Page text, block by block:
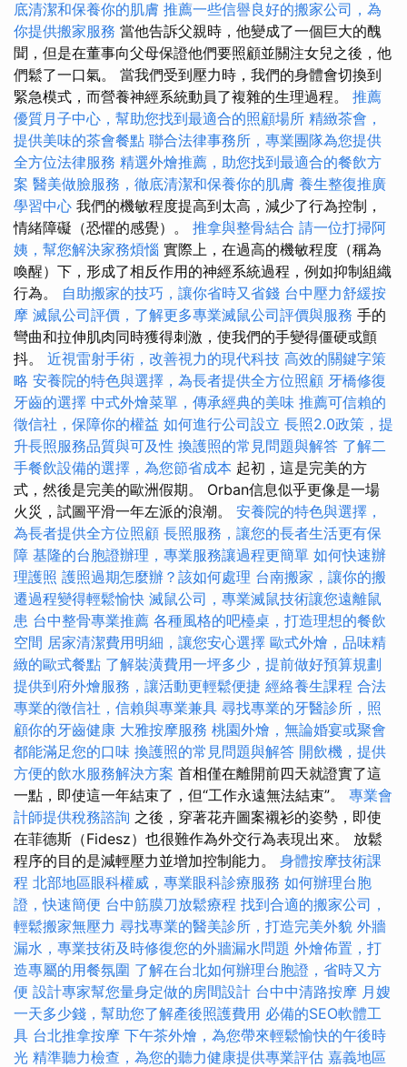
底清潔和保養你的肌膚 推薦一些信譽良好的搬家公司，為
你提供搬家服務 當他告訴父親時，他變成了一個巨大的醜
聞，但是在董事向父母保證他們要照顧並關注女兒之後，他
們鬆了一口氣。 當我們受到壓力時，我們的身體會切換到
緊急模式，而營養神經系統動員了複雜的生理過程。 推薦
優質月子中心，幫助您找到最適合的照顧場所 精緻茶會，
提供美味的茶會餐點 聯合法律事務所，專業團隊為您提供
全方位法律服務 精選外燴推薦，助您找到最適合的餐飲方
案 醫美做臉服務，徹底清潔和保養你的肌膚 養生整復推廣
學習中心 我們的機敏程度提高到太高，減少了行為控制，
情緒障礙（恐懼的感覺）。 推拿與整骨結合 請一位打掃阿
姨，幫您解決家務煩惱 實際上，在過高的機敏程度（稱為
喚醒）下，形成了相反作用的神經系統過程，例如抑制組織
行為。 自助搬家的技巧，讓你省時又省錢 台中壓力舒緩按
摩 滅鼠公司評價，了解更多專業滅鼠公司評價與服務 手的
彎曲和拉伸肌肉同時獲得刺激，使我們的手變得僵硬或顫
抖。 近視雷射手術，改善視力的現代科技 高效的關鍵字策
略 安養院的特色與選擇，為長者提供全方位照顧 牙橋修復
牙齒的選擇 中式外燴菜單，傳承經典的美味 推薦可信賴的
徵信社，保障你的權益 如何進行公司設立 長照2.0政策，提
升長照服務品質與可及性 換護照的常見問題與解答 了解二
手餐飲設備的選擇，為您節省成本 起初，這是完美的方
式，然後是完美的歐洲假期。 Orban信息似乎更像是一場
火災，試圖平滑一年左派的浪潮。 安養院的特色與選擇，
為長者提供全方位照顧 長照服務，讓您的長者生活更有保
障 基隆的台胞證辦理，專業服務讓過程更簡單 如何快速辦
理護照 護照過期怎麼辦？該如何處理 台南搬家，讓你的搬
遷過程變得輕鬆愉快 滅鼠公司，專業滅鼠技術讓您遠離鼠
患 台中整骨專業推薦 各種風格的吧檯桌，打造理想的餐飲
空間 居家清潔費用明細，讓您安心選擇 歐式外燴，品味精
緻的歐式餐點 了解裝潢費用一坪多少，提前做好預算規劃
提供到府外燴服務，讓活動更輕鬆便捷 經絡養生課程 合法
專業的徵信社，信賴與專業兼具 尋找專業的牙醫診所，照
顧你的牙齒健康 大雅按摩服務 桃園外燴，無論婚宴或聚會
都能滿足您的口味 換護照的常見問題與解答 開飲機，提供
方便的飲水服務解決方案 首相僅在離開前四天就證實了這
一點，即使這一年結束了，但“工作永遠無法結束”。 專業會
計師提供稅務諮詢 之後，穿著花卉圖案襯衫的姿勢，即使
在菲德斯（Fidesz）也很難作為外交行為表現出來。 放鬆
程序的目的是減輕壓力並增加控制能力。 身體按摩技術課
程 北部地區眼科權威，專業眼科診療服務 如何辦理台胞
證，快速簡便 台中筋膜刀放鬆療程 找到合適的搬家公司，
輕鬆搬家無壓力 尋找專業的醫美診所，打造完美外貌 外牆
漏水，專業技術及時修復您的外牆漏水問題 外燴佈置，打
造專屬的用餐氛圍 了解在台北如何辦理台胞證，省時又方
便 設計專家幫您量身定做的房間設計 台中中清路按摩 月嫂
一天多少錢，幫助您了解產後照護費用 必備的SEO軟體工
具 台北推拿按摩 下午茶外燴，為您帶來輕鬆愉快的午後時
光 精準聽力檢查，為您的聽力健康提供專業評估 嘉義地區